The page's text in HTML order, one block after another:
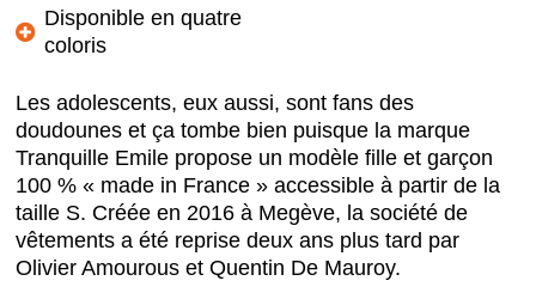
Disponible en quatre
coloris
Les adolescents, eux aussi, sont fans des
doudounes et ça tombe bien puisque la marque
Tranquille Emile propose un modèle fille et garçon
100 % « made in France » accessible à partir de la
taille S. Créée en 2016 à Megève, la société de
vêtements a été reprise deux ans plus tard par
Olivier Amourous et Quentin De Mauroy.